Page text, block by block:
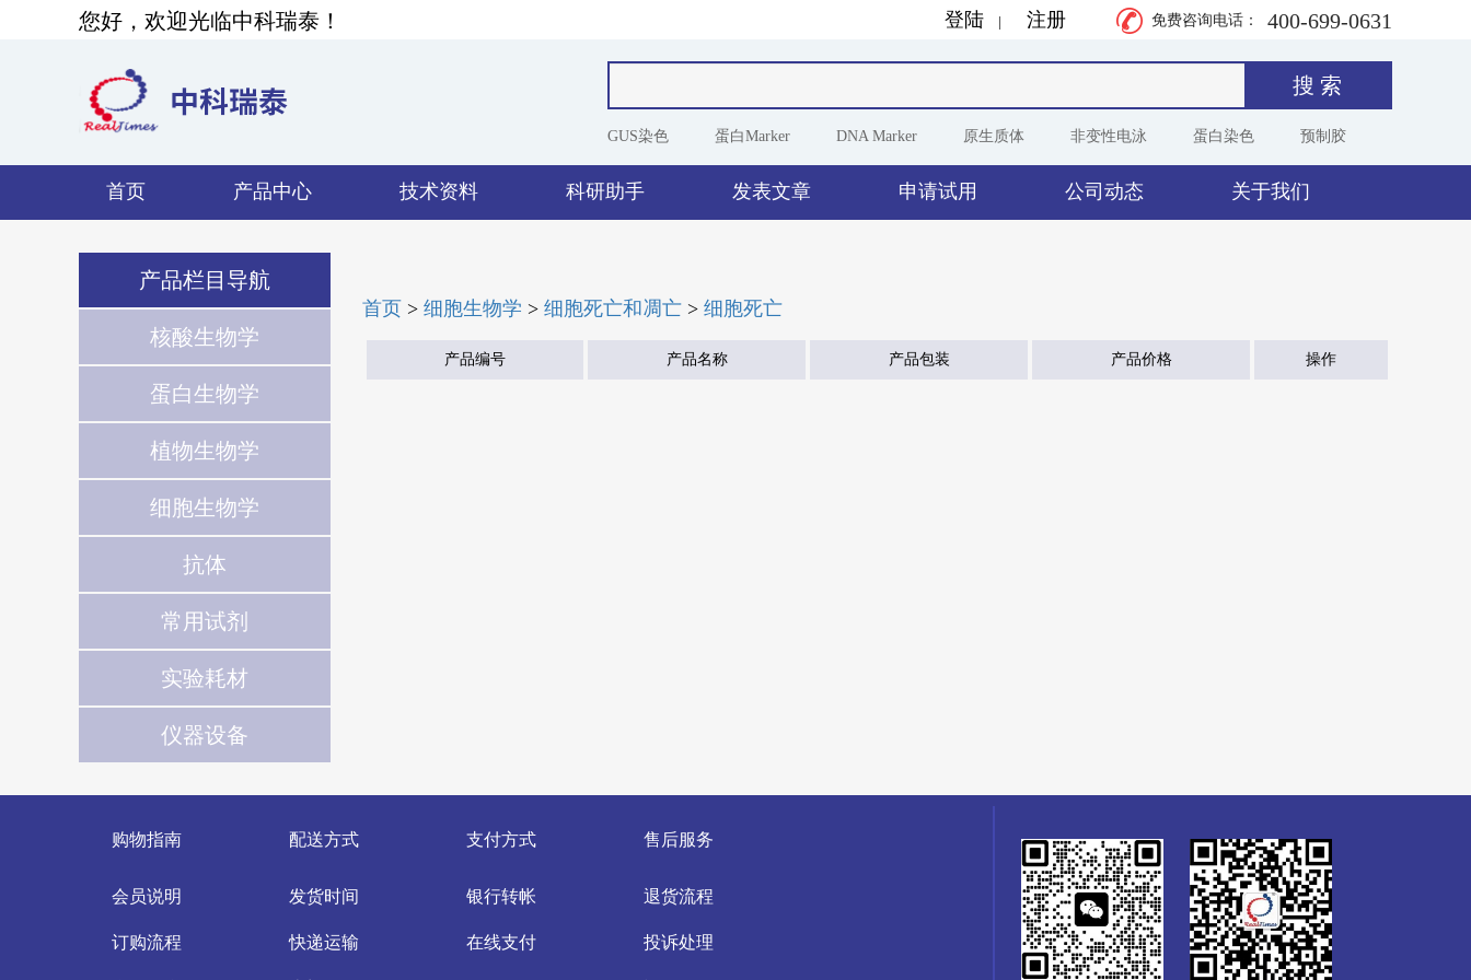
您好，欢迎光临中科瑞泰！ 登陆 | 注册 免费咨询电话： 400-699-0631
GUS染色 蛋白Marker DNA Marker 原生质体 非变性电泳 蛋白染色 预制胶
首页 产品中心 技术资料 科研助手 发表文章 申请试用 公司动态 关于我们
产品栏目导航
核酸生物学
蛋白生物学
植物生物学
细胞生物学
抗体
常用试剂
实验耗材
仪器设备
首页 > 细胞生物学 > 细胞死亡和凋亡 > 细胞死亡
产品编号 产品名称 产品包装 产品价格 操作
购物指南
会员说明
订购流程
配送方式
发货时间
快递运输
支付方式
银行转帐
在线支付
售后服务
退货流程
投诉处理